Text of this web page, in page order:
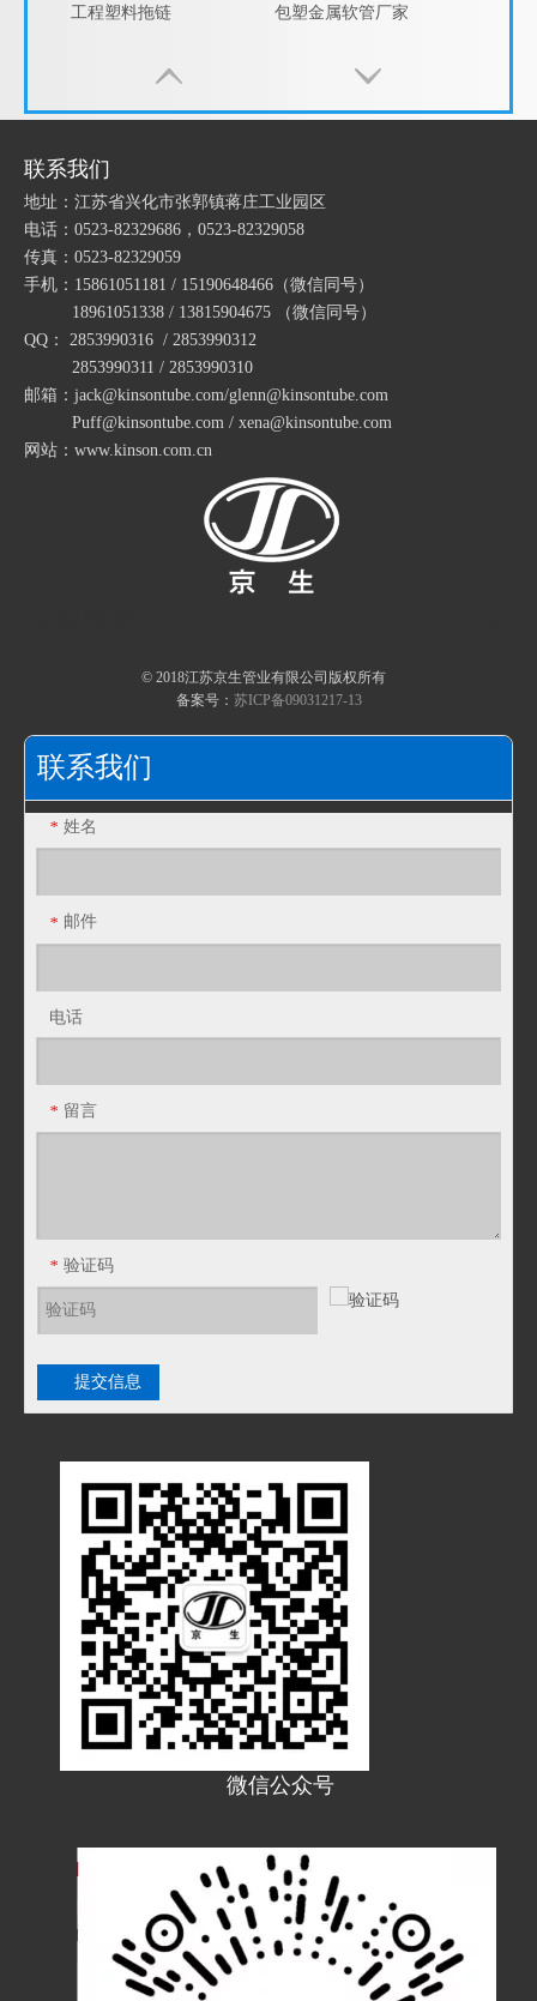
工程塑料拖链 包塑金属软管厂家
塑料波纹管系列03
ENG防爆挠性管 增安型防爆普利卡电线套管 不锈钢型普利卡管LN-4B
HDPE碳素波纹管 预埋穿线管 电力保护管
联系我们
地址：江苏省兴化市张郭镇蒋庄工业园区
电话：0523-82329686，0523-82329058
传真：0523-82329059
手机：15861051181 / 15190648466 （微信同号）
18961051338 / 13815904675
（微信同号）
QQ： 2853990316 / 2853990312
2853990311 / 2853990310
邮箱：jack@kinsontube.com/glenn@kinsontube.com
Puff@kinsontube.com / xena@kinsontube.com
网站：www.kinson.com.cn
© 2018江苏京生管业有限公司版权所有
备案号： 苏ICP备09031217-13
联系我们
* 姓名
* 邮件
电话
* 留言
* 验证码
提交信息
微信公众号